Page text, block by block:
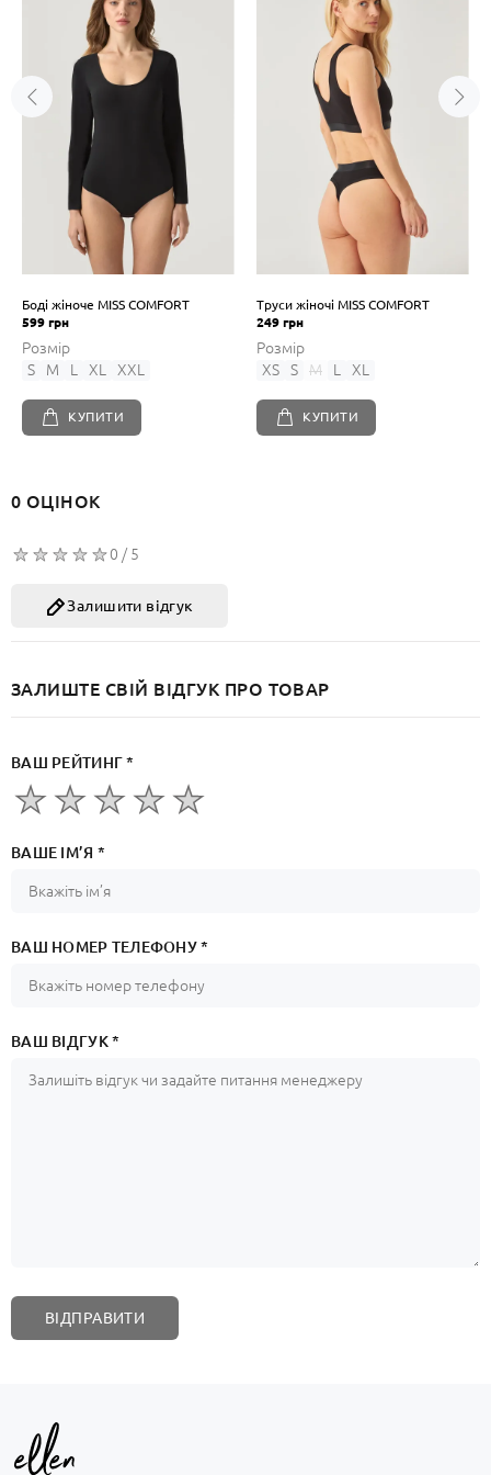
Боді жіноче MISS COMFORT
599 грн
Розмір
S
M L XL XXL
КУПИТИ
Труси жіночі MISS COMFORT
249 грн
Розмір
XS
S M L XL
КУПИТИ
0 ОЦІНОК
0 / 5
Залишити відгук
ЗАЛИШТЕ СВІЙ ВІДГУК ПРО ТОВАР
ВАШ РЕЙТИНГ *
ВАШЕ ІМ’Я *
ВАШ НОМЕР ТЕЛЕФОНУ *
ВАШ ВІДГУК *